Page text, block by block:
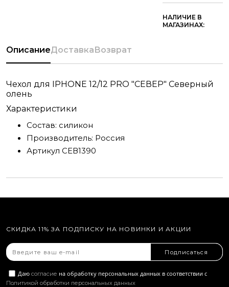
НАЛИЧИЕ В
МАГАЗИНАХ:
ОписаниеДоставкаВозврат
Чехол для IPHONE 12/12 PRO "СЕВЕР" Северный
олень
Характеристики
Состав: силикон
Производитель: Россия
Артикул СЕВ1390
СКИДКА 11% ЗА ПОДПИСКУ НА НОВИНКИ И АКЦИИ
Подписаться
Даю согласие на обработку персональных данных в соответствии с
Политикой обработки персональных данных